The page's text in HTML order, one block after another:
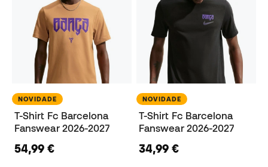
NOVIDADE
T-Shirt Fc Barcelona
Fanswear 2026-2027
54,99 €
NOVIDADE
T-Shirt Fc Barcelona
Fanswear 2026-2027
34,99 €